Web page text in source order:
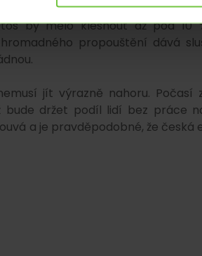
která brání hlubším
by mělo klesnout až pod 10
propouštění dává
jít výrazně nahoru. Počasí
držet podíl lidí bez práce
a je pravděpodobné, že česká